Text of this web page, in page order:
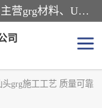
广东饰纪上品建材科技有限公司，主营grg材料、UHPC板、grc构件、uhpc幕墙板、grg厂家、grc厂家、uhpc厂家、GRG吊顶、grg石膏板、grg构件、外墙grc线条、grg造型、grg材料定制，uhpc高性能混凝土，uhpc构件，uhpc镂空挂板，grg材料生产厂家，广东grg厂家，广东grc厂家，联系方式*，2万平厂房，如果您对我公司的产品服务感兴趣，请联系我们。
司
头grg施工工艺 质量可靠